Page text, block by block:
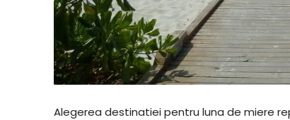
Alegerea destinatiei pentru luna de miere